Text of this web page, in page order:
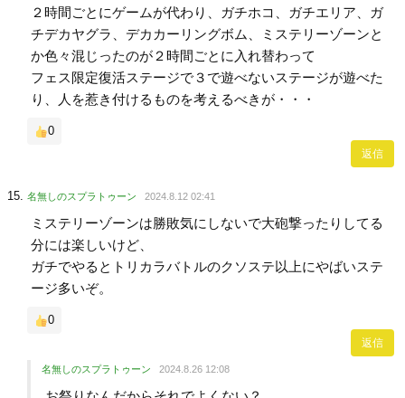
２時間ごとにゲームが代わり、ガチホコ、ガチエリア、ガ
チデカヤグラ、デカカーリングボム、ミステリーゾーンと
か色々混じったのが２時間ごとに入れ替わって
フェス限定復活ステージで３で遊べないステージが遊べた
り、人を惹き付けるものを考えるべきが・・・
0
返信
名無しのスプラトゥーン 2024.8.12 02:41
ミステリーゾーンは勝敗気にしないで大砲撃ったりしてる
分には楽しいけど、
ガチでやるとトリカラバトルのクソステ以上にやばいステ
ージ多いぞ。
0
返信
名無しのスプラトゥーン 2024.8.26 12:08